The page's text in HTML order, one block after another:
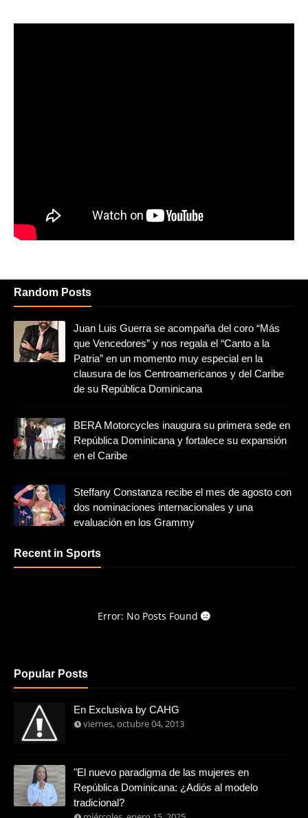
Random Posts
Juan Luis Guerra se acompaña del coro “Más
que Vencedores” y nos regala el “Canto a la
Patria” en un momento muy especial en la
clausura de los Centroamericanos y del Caribe
de su República Dominicana
BERA Motorcycles inaugura su primera sede en
República Dominicana y fortalece su expansión
en el Caribe
Steffany Constanza recibe el mes de agosto con
dos nominaciones internacionales y una
evaluación en los Grammy
Recent in Sports
Error: No Posts Found
Popular Posts
En Exclusiva by CAHG
viernes, octubre 04, 2013
"El nuevo paradigma de las mujeres en
República Dominicana: ¿Adiós al modelo
tradicional?